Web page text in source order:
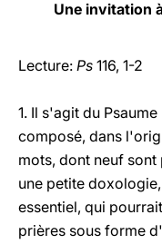
Une invitation
Lecture: Ps 116, 1-2
1. Il s'agit du
composé, dans
mots, dont neuf
une petite
essentiel, qui
prières sous forme